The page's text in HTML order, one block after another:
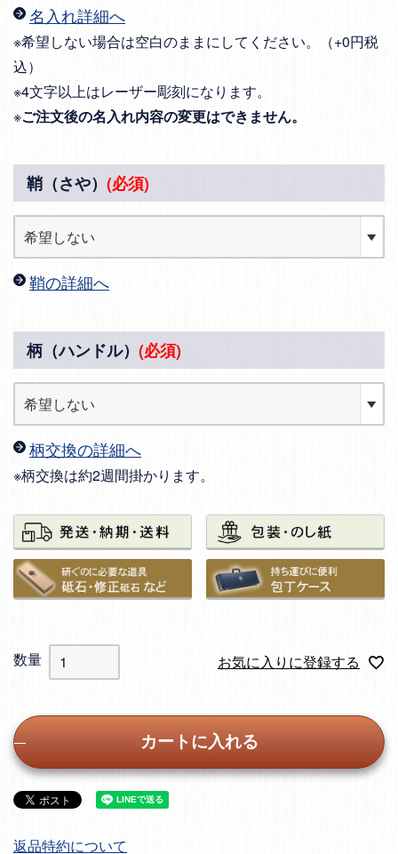
名入れ詳細へ
※希望しない場合は空白のままにしてください。（+0円税
込）
※4文字以上はレーザー彫刻になります。
※ご注文後の名入れ内容の変更はできません。
鞘（さや） (必須)
鞘の詳細へ
柄（ハンドル） (必須)
柄交換の詳細へ
※柄交換は約2週間掛かります。
お気に入りに登録する
カートに入れる
返品特約について